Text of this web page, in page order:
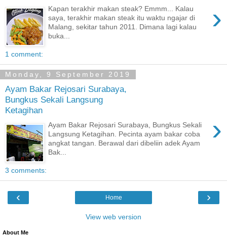
›
Kapan terakhir makan steak? Emmm... Kalau
saya, terakhir makan steak itu waktu ngajar di
Malang, sekitar tahun 2011. Dimana lagi kalau
buka...
1 comment:
Monday, 9 September 2019
Ayam Bakar Rejosari Surabaya,
Bungkus Sekali Langsung
Ketagihan
›
Ayam Bakar Rejosari Surabaya, Bungkus Sekali
Langsung Ketagihan. Pecinta ayam bakar coba
angkat tangan. Berawal dari dibeliin adek Ayam
Bak...
3 comments:
‹ ›
Home
View web version
About Me